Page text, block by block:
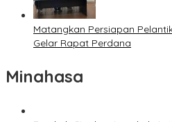
Matangkan Persiapan
Gelar Rapat Perdana
Minahasa